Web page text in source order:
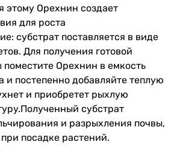
этому Орехнин создает
для роста
субстрат поставляется в виде
Для получения готовой
поместите Орехнин в емкость
и постепенно добавляйте теплую
и приобретет рыхлую
субстрат
и разрыхления почвы,
посадке растений.